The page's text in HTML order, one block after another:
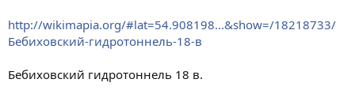
http://wikimapia.org/#lat=54.908198...&show=/18218733/
Бебиховский-гидротоннель-18-в
Бебиховский гидротоннель 18 в.